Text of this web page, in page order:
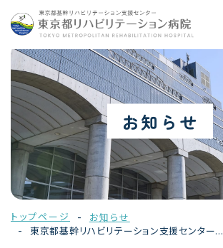
お知らせ
トップページ
お知らせ
東京都基幹リハビリテーション支援センター...